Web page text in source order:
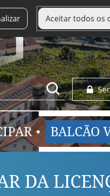
Aceitar todos os
BALCÃO
DA